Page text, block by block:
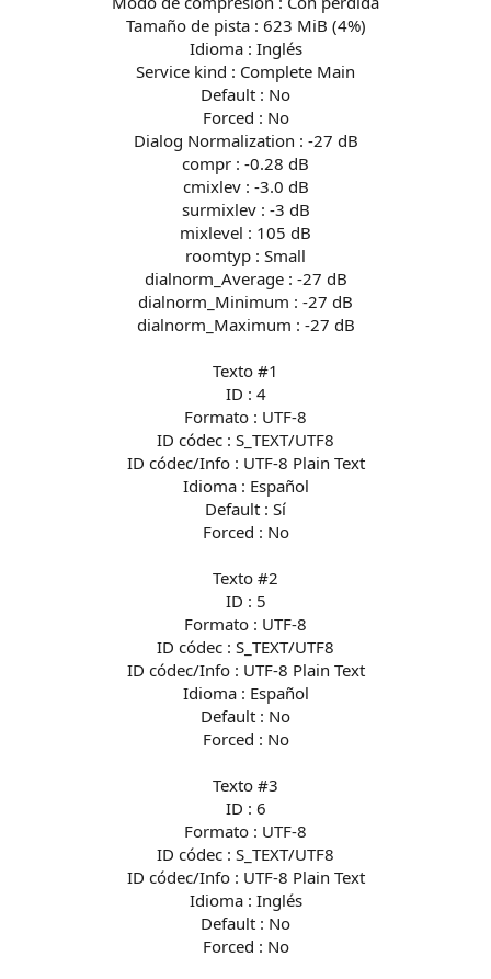
Tamaño de pista : 623 MiB (4%)
Idioma : Inglés
Service kind : Complete Main
Default : No
Forced : No
Dialog Normalization : -27 dB
compr : -0.28 dB
cmixlev : -3.0 dB
surmixlev : -3 dB
mixlevel : 105 dB
roomtyp : Small
dialnorm_Average : -27 dB
dialnorm_Minimum : -27 dB
dialnorm_Maximum : -27 dB
Texto #1
ID : 4
Formato : UTF-8
ID códec : S_TEXT/UTF8
ID códec/Info : UTF-8 Plain Text
Idioma : Español
Default : Sí
Forced : No
Texto #2
ID : 5
Formato : UTF-8
ID códec : S_TEXT/UTF8
ID códec/Info : UTF-8 Plain Text
Idioma : Español
Default : No
Forced : No
Texto #3
ID : 6
Formato : UTF-8
ID códec : S_TEXT/UTF8
ID códec/Info : UTF-8 Plain Text
Idioma : Inglés
Default : No
Forced : No